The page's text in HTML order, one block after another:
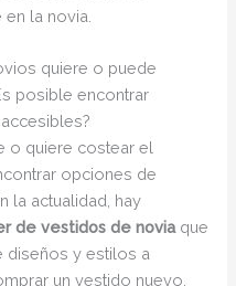
la novia.
quiere o puede
posible encontrar
o quiere costear el
opciones de
la actualidad, hay
de vestidos de noviaque
diseños y estilos a
un vestido nuevo.